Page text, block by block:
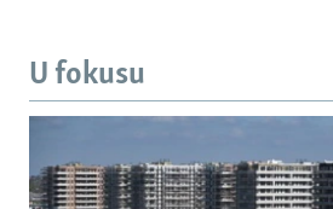
U fokusu